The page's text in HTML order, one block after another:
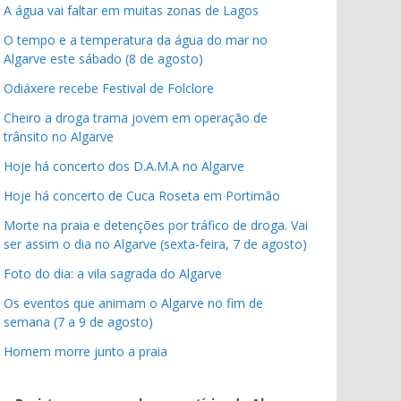
A água vai faltar em muitas zonas de Lagos
O tempo e a temperatura da água do mar no
Algarve este sábado (8 de agosto)
Odiáxere recebe Festival de Folclore
Cheiro a droga trama jovem em operação de
trânsito no Algarve
Hoje há concerto dos D.A.M.A no Algarve
Hoje há concerto de Cuca Roseta em Portimão
Morte na praia e detenções por tráfico de droga. Vai
ser assim o dia no Algarve (sexta-feira, 7 de agosto)
Foto do dia: a vila sagrada do Algarve
Os eventos que animam o Algarve no fim de
semana (7 a 9 de agosto)
Homem morre junto a praia